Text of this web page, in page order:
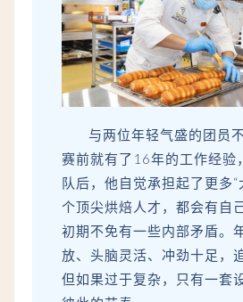
与两位年轻气盛的团员
赛前就有了16年的工作经验
队后，他自觉承担起了更多“
个顶尖烘焙人才，都会有自
初期不免有一些内部矛盾。
放、头脑灵活、冲劲十足 ，
但如果过于复杂，只有一套